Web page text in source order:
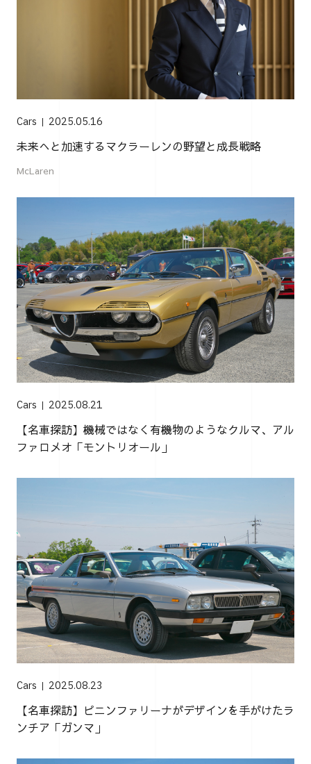
Cars 2025.05.16
未来へと加速するマクラーレンの野望と成長戦略
McLaren
Cars 2025.08.21
【名車探訪】機械ではなく有機物のようなクルマ、アル
ファロメオ「モントリオール」
Cars 2025.08.23
【名車探訪】ピニンファリーナがデザインを手がけたラ
ンチア「ガンマ」